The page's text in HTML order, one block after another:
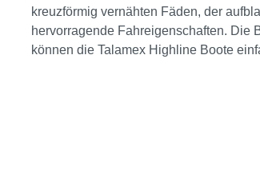
kreuzförmig vernähten Fäden, der
hervorragende Fahreigenschaften. Die
können die Talamex Highline Boote